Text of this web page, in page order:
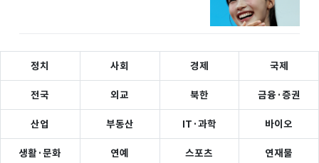
정치 사회 경제 국제
전국 외교 북한 금융·증권
산업 부동산 IT·과학 바이오
생활·문화 연예 스포츠 연재물